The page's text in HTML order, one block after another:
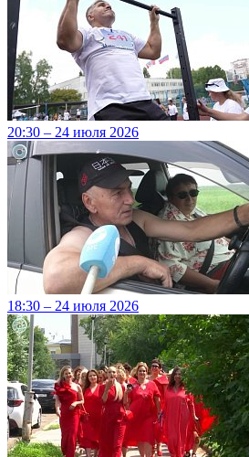
20:30 – 24 июля 2026
18:30 – 24 июля 2026